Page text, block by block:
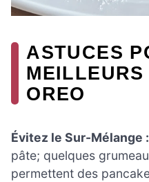
ASTUCES
OREO
Évitez le Sur-Mélange :
pâte; quelques
permettent des